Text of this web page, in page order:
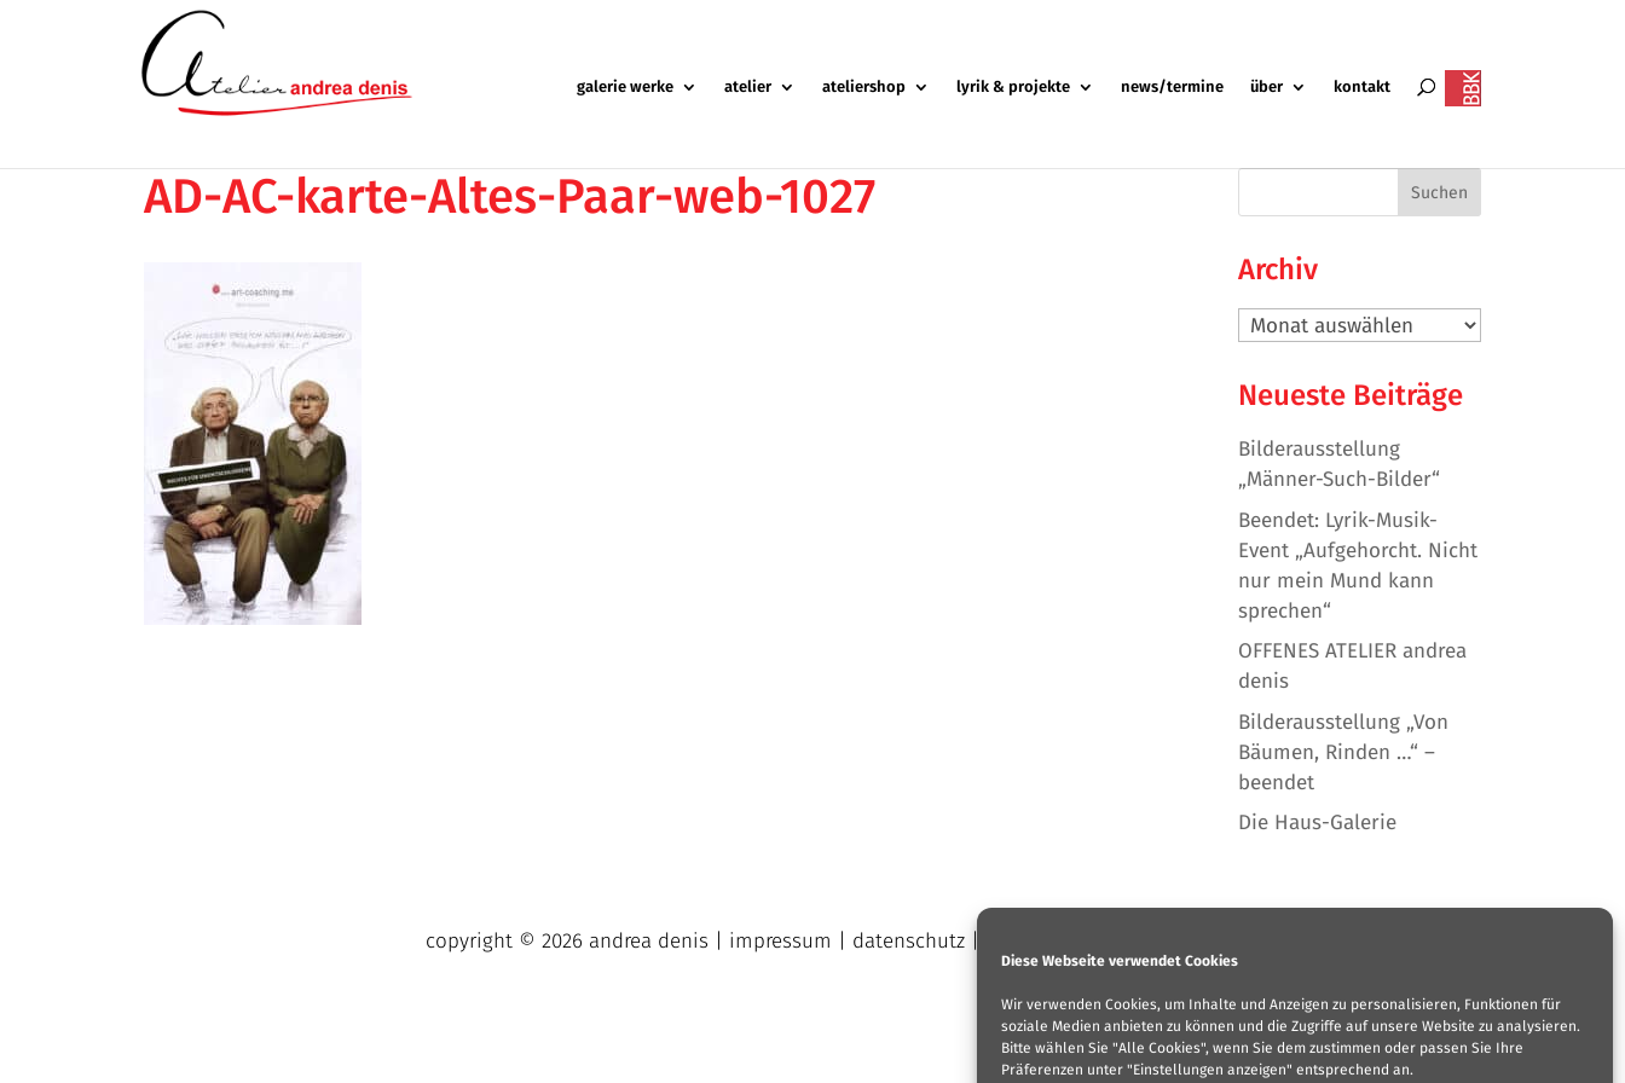
Diese Webseite verwendet Cookies
Wir verwenden Cookies, um Inhalte und Anzeigen zu personalisieren, Funktionen für
soziale Medien anbieten zu können und die Zugriffe auf unsere Website zu analysieren.
Bitte wählen Sie "Alle Cookies", wenn Sie dem zustimmen oder passen Sie Ihre
Präferenzen unter "Einstellungen anzeigen" entsprechend an.
galerie werke atelier ateliershop lyrik & projekte news/termine über kontakt
AD-AC-karte-Altes-Paar-web-1027
Archiv
Archiv
Neueste Beiträge
Bilderausstellung
„Männer-Such-Bilder“
Beendet: Lyrik-Musik-
Event „Aufgehorcht. Nicht
nur mein Mund kann
sprechen“
OFFENES ATELIER andrea
denis
Bilderausstellung „Von
Bäumen, Rinden …“ –
beendet
Die Haus-Galerie
copyright © 2026 andrea denis | impressum datenschutz